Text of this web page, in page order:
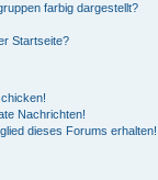
farbig dargestellt?
Startseite?
Nachrichten!
dieses Forums erhalten!